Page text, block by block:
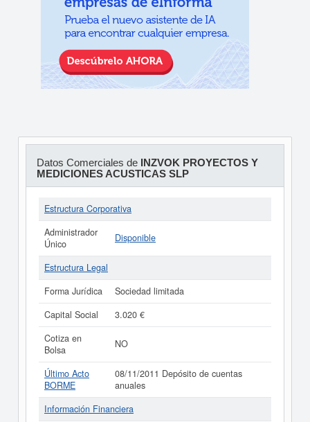
Datos Comerciales de INZVOK PROYECTOS Y
MEDICIONES ACUSTICAS SLP
Estructura Corporativa
Administrador
Único
Disponible
Estructura Legal
Forma Jurídica
Sociedad limitada
Capital Social
3.020 €
Cotiza en
Bolsa
NO
Último Acto
BORME
08/11/2011 Depósito de cuentas
anuales
Información Financiera